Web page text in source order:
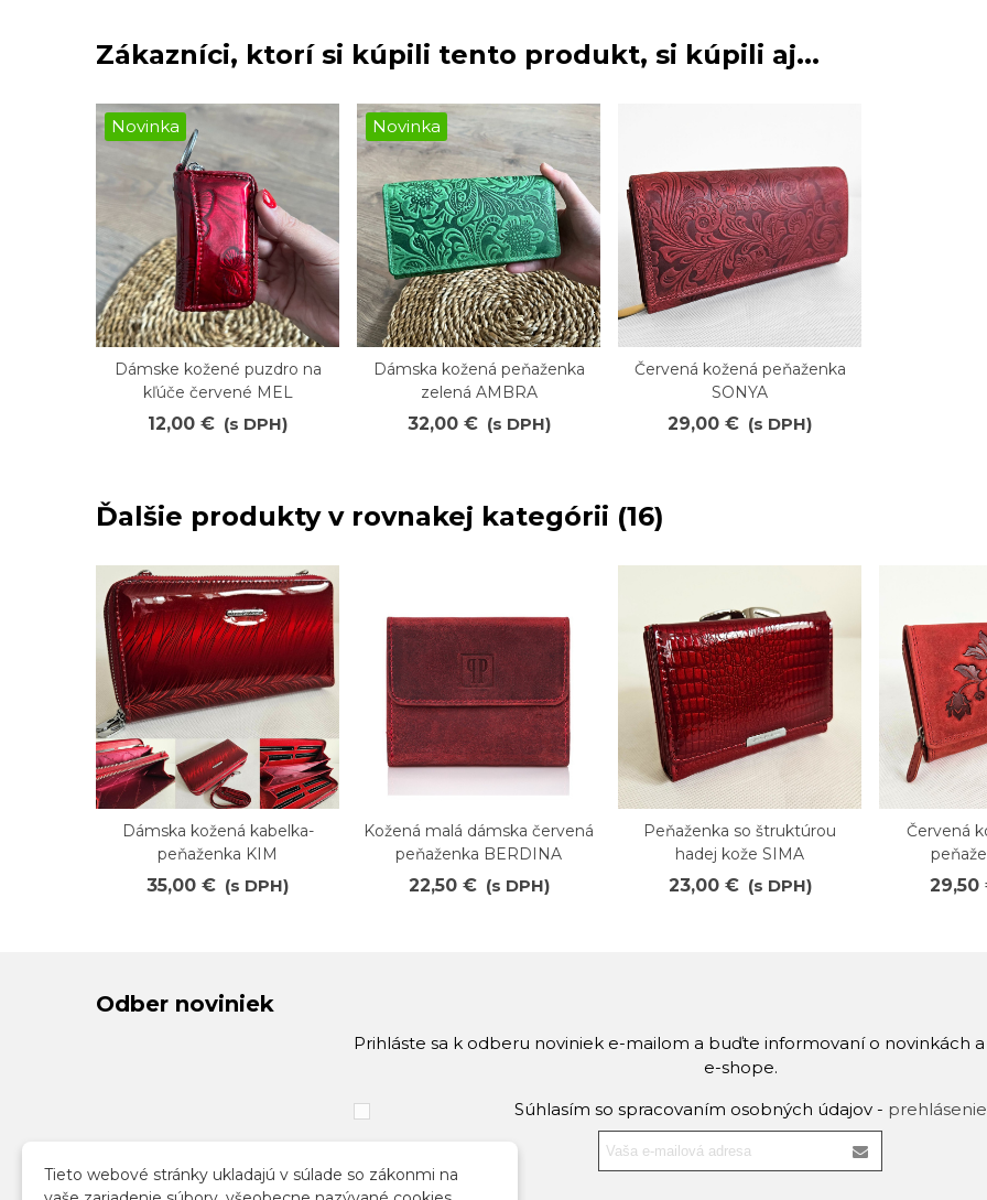
Zákazníci, ktorí si kúpili tento produkt, si kúpili aj...
Novinka
Obľúbené
Dámske kožené puzdro na
kľúče červené MEL
12,00 € (s DPH)
Novinka
Obľúbené
Dámska kožená peňaženka
zelená AMBRA
32,00 € (s DPH)
Obľúbené
Červená kožená peňaženka
SONYA
29,00 € (s DPH)
Ďalšie produkty v rovnakej kategórii (16)
Obľúbené
Dámska kožená kabelka-
peňaženka KIM
35,00 € (s DPH)
Obľúbené
Kožená malá dámska červená
peňaženka BERDINA
22,50 € (s DPH)
Obľúbené
Peňaženka so štruktúrou
hadej kože SIMA
23,00 € (s DPH)
Červená
29,50
Odber noviniek
Prihláste sa k odberu noviniek e-mailom a buďte informovaní o novinkách
e-shope.
Súhlasím so spracovaním osobných údajov - prehlásenie
Tieto webové stránky ukladajú v súlade so zákonmi na